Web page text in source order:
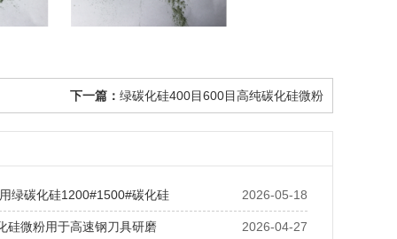
下一篇： 绿碳化硅400目600目高纯碳化硅微粉
2026-05-18
绿碳化硅1200#1500#碳化硅
2026-04-27
硅微粉用于高速钢刀具研磨